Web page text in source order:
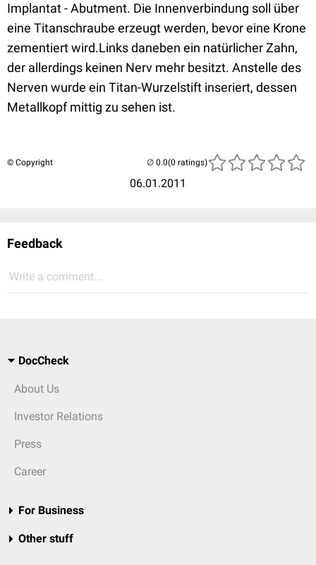
Implantat - Abutment. Die Innenverbindung soll über
eine Titanschraube erzeugt werden, bevor eine Krone
zementiert wird.Links daneben ein natürlicher Zahn,
der allerdings keinen Nerv mehr besitzt. Anstelle des
Nerven wurde ein Titan-Wurzelstift inseriert, dessen
Metallkopf mittig zu sehen ist.
© Copyright
06.01.2011
(0 ratings)
Feedback
Write a comment...
DocCheck
About Us
Investor Relations
Press
Career
For Business
Other stuff